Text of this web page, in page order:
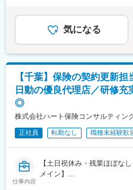
その他ガバナンス強化やJ-
務に携われる点が魅力です。
■教育体制
現任者からの引継ぎ期間あり
■就業環境
ます。
■想定されるキャリアパス
本部長・CFO候補として、
す。
■業務の特徴：
・当社でやり取りしている
直ししていただくポジショ
・既存でやり取りしている
顧客となります。法人に対
営業はございません。売り
・契約件数は約41,000件で2
トと両立させながら働けま
と長期就業がしやすい環境で
給有無＞有＜残業手当＞有
業時間代は追加支給■賞与：
月-4カ月分）上記給与は経
賞与※実績等に応じて・各種
はあくまでも目安の金額で
あります。月給(月額)は固定
気になる
【千葉】保険の契約更新
日動の優良代理店／研修
◎
株式会社ハート保険コンサルティン
正社員 転勤なし 職種未経験歓
仕事内容
【土日祝休み・残業ほぼな
メイン】